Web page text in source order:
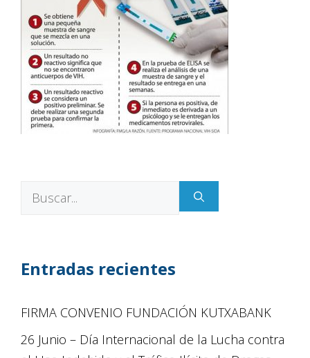
Entradas recientes
FIRMA CONVENIO FUNDACIÓN KUTXABANK
26 Junio – Día Internacional de la Lucha contra